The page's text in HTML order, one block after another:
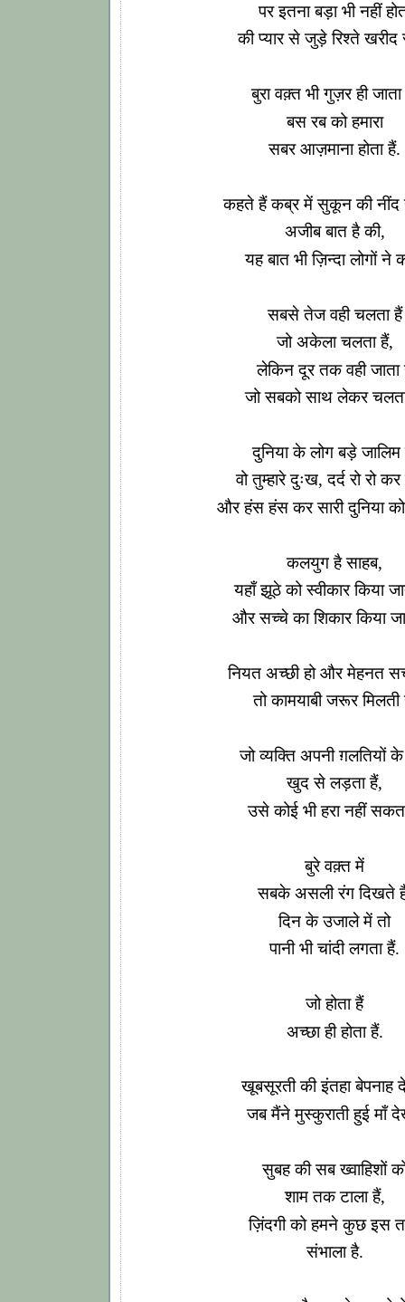
पर इतना बड़ा भी नहीं
की प्यार से जुड़े रिश्ते
बुरा वक़्त भी गुज़र ही
बस रब को हमारा
सबर आज़माना होता हैं.
कहते हैं कब्र में सुकून की नींद
अजीब बात है की,
यह बात भी ज़िन्दा लोगों ने
सबसे तेज वही चलता हैं
जो अकेला चलता हैं,
लेकिन दूर तक वही जाता
जो सबको साथ लेकर
दुनिया के लोग बड़े जालिम
वो तुम्हारे दुःख, दर्द रो रो
और हंस हंस कर सारी दुनिया
कलयुग है साहब,
यहाँ झूठे को स्वीकार किया
और सच्चे का शिकार किया
नियत अच्छी हो और मेहनत
तो कामयाबी जरूर मिलती
जो व्यक्ति अपनी ग़लतियों के
खुद से लड़ता हैं,
उसे कोई भी हरा नहीं
बुरे वक़्त में
सबके असली रंग दिखते
दिन के उजाले में तो
पानी भी चांदी लगता हैं.
जो होता हैं
अच्छा ही होता हैं.
खूबसूरती की इंतहा बेपनाह
जब मैंने मुस्कुराती हुई माँ
सुबह की सब ख्वाहिशों
शाम तक टाला हैं,
ज़िंदगी को हमने कुछ इस
संभाला है.